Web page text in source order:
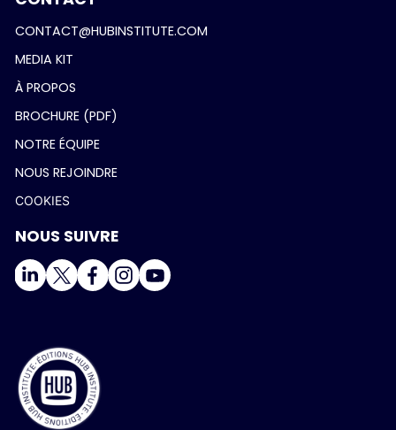
CONTACT@HUBINSTITUTE.COM
MEDIA KIT
À PROPOS
BROCHURE (PDF)
NOTRE ÉQUIPE
NOUS REJOINDRE
COOKIES
NOUS SUIVRE
Salut c'est nous...
les Cookies !
On a attendu d'être sûrs que le contenu de ce site vous
intéresse avant de vous déranger, mais on aimerait bien vous